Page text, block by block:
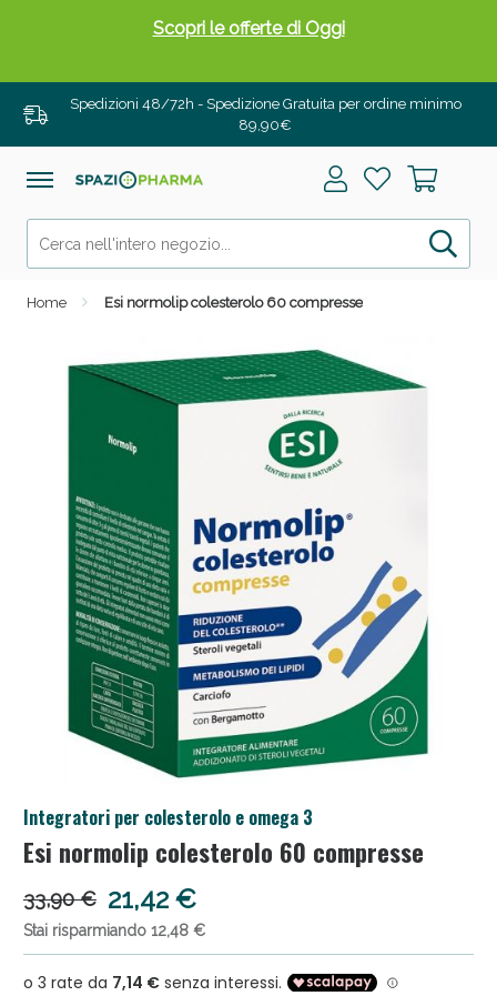
Spedizioni 48/72h - Spedizione Gratuita per ordine minimo
89,90€
Home Esi normolip colesterolo 60 compresse
Integratori per colesterolo e omega 3
Esi normolip colesterolo 60 compresse
33,90 € 21,42 €
Stai risparmiando 12,48 €
Scopri le offerte di Oggi
Drenanti e Pancia Piatta: Sconti fino al 55% validi
solo per OGGI!
Salini e Multivitaminici: oggi Sconto extra fino al